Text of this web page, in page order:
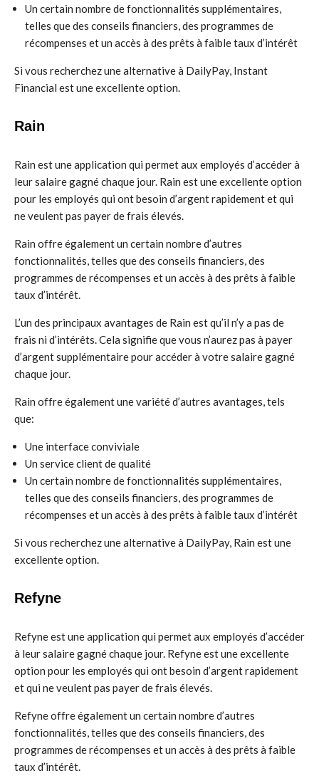
Un certain nombre de fonctionnalités supplémentaires,
telles que des conseils financiers, des programmes de
récompenses et un accès à des prêts à faible taux d’intérêt
Si vous recherchez une alternative à DailyPay, Instant
Financial est une excellente option.
Rain
Rain est une application qui permet aux employés d’accéder à
leur salaire gagné chaque jour. Rain est une excellente option
pour les employés qui ont besoin d’argent rapidement et qui
ne veulent pas payer de frais élevés.
Rain offre également un certain nombre d’autres
fonctionnalités, telles que des conseils financiers, des
programmes de récompenses et un accès à des prêts à faible
taux d’intérêt.
L’un des principaux avantages de Rain est qu’il n’y a pas de
frais ni d’intérêts. Cela signifie que vous n’aurez pas à payer
d’argent supplémentaire pour accéder à votre salaire gagné
chaque jour.
Rain offre également une variété d’autres avantages, tels
que:
Une interface conviviale
Un service client de qualité
Un certain nombre de fonctionnalités supplémentaires,
telles que des conseils financiers, des programmes de
récompenses et un accès à des prêts à faible taux d’intérêt
Si vous recherchez une alternative à DailyPay, Rain est une
excellente option.
Refyne
Refyne est une application qui permet aux employés d’accéder
à leur salaire gagné chaque jour. Refyne est une excellente
option pour les employés qui ont besoin d’argent rapidement
et qui ne veulent pas payer de frais élevés.
Refyne offre également un certain nombre d’autres
fonctionnalités, telles que des conseils financiers, des
programmes de récompenses et un accès à des prêts à faible
taux d’intérêt.